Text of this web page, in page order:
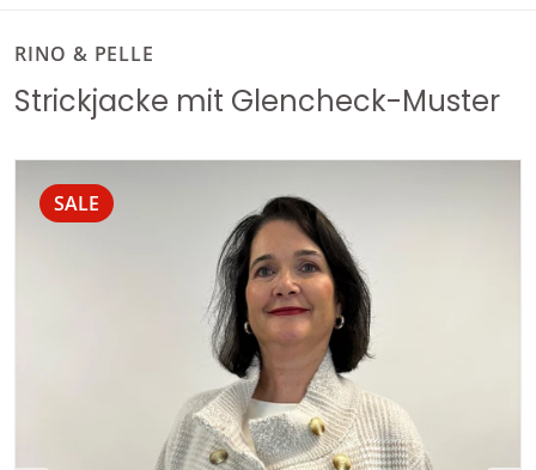
SALE
RINO & PELLE
Strickjacke mit Glencheck-Muster